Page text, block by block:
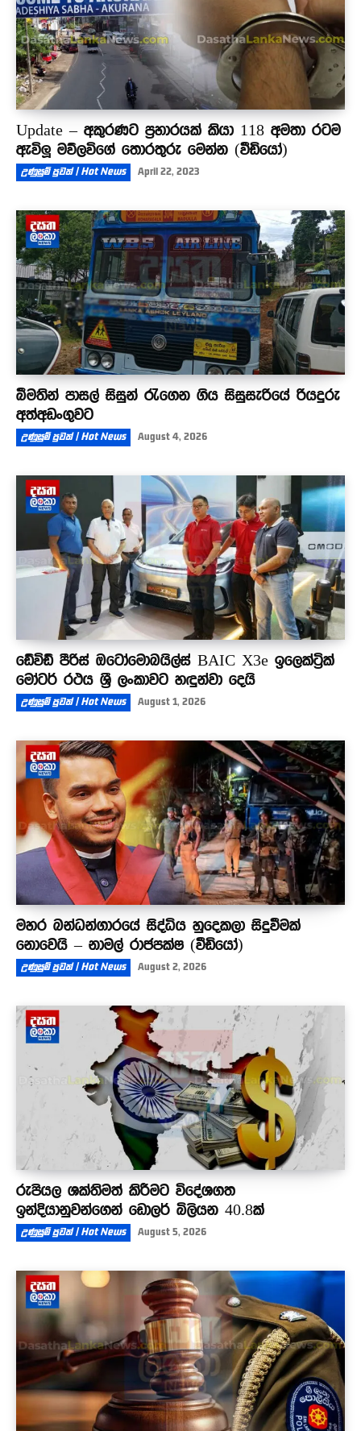
Update – අකුරණට ප්‍රහාරයක් කියා 118 අමතා රටම
ඇවිලූ මව්ලවිගේ තොරතුරු මෙන්න (වීඩියෝ)
උණුසුම් පුවත් | Hot News April 22, 2023
බීමතින් පාසල් සිසුන් රැගෙන ගිය සිසුසැරියේ රියදුරු
අත්අඩංගුවට
උණුසුම් පුවත් | Hot News August 4, 2026
ඩේවිඩ් පීරිස් ඔටෝමොබයිල්ස් BAIC X3e ඉලෙක්ට්‍රික්
මෝටර් රථය ශ්‍රී ලංකාවට හඳුන්වා දෙයි
උණුසුම් පුවත් | Hot News August 1, 2026
මහර බන්ධන්ගාරයේ සිද්ධිය හුදෙකලා සිදුවීමක්
නොවෙයි – නාමල් රාජපක්ෂ (වීඩියෝ)
උණුසුම් පුවත් | Hot News August 2, 2026
රුපියල ශක්තිමත් කිරීමට විදේශගත
ඉන්දියානුවන්ගෙන් ඩොලර් බිලියන 40.8ක්
උණුසුම් පුවත් | Hot News August 5, 2026